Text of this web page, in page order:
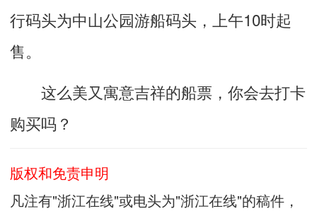
行码头为中山公园游船码头，上午10时起
售。
这么美又寓意吉祥的船票，你会去打卡
购买吗？
版权和免责申明
凡注有"浙江在线"或电头为"浙江在线"的稿件，